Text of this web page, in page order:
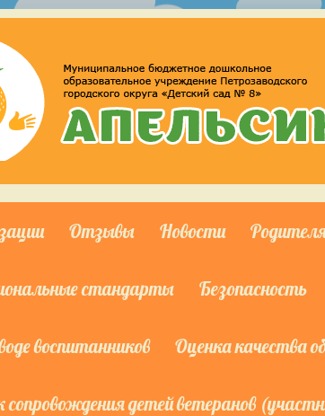
Отзывы Новости
стандарты Безопасность
воспитанников Оценка качества
сопровождения детей ветеранов